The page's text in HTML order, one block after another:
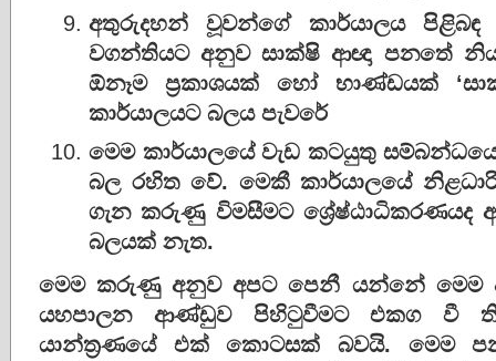
අතුරුදහන් වූවන්ගේ කාර්යාලය
වගන්තියට අනුව සාක්ෂි ආඥා පනතේ
ඕනෑම ප්‍රකාශයක් හෝ භාණ්ඩයක්
කාර්යාලයට බලය පැවරේ
මෙම කාර්යාලයේ වැඩ කටයුතු
බල රහිත වේ. මෙකී කාර්යාලයේ
ගැන කරුණු විමසීමට
බලයක් නැත.
මෙම කරුණු අනුව අපට පෙනී යන්නේ මෙම
යහපාලන ආණ්ඩුව පිහිටුවීමට එකග වී
යාන්ත්‍රණයේ එක් කොටසක් බවයි. මෙම